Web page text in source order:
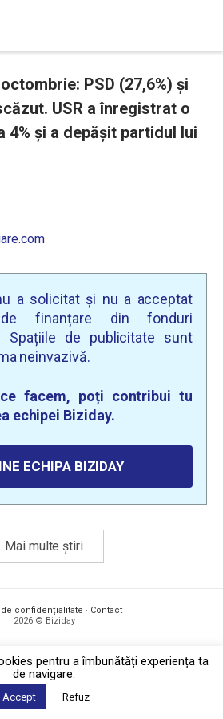
PSD (27,6%) și
USR a înregistrat o
4% și a depășit partidul lui
a solicitat și nu a acceptat
finanțare din fonduri
Spațiile de publicitate sunt
neinvazivă.
facem, poți contribui tu
echipei Biziday.
ECHIPA BIZIDAY
Mai multe știri
confidențialitate · Contact
2026 © Biziday
pentru a îmbunătăți experiența ta
de navigare.
Accept Refuz